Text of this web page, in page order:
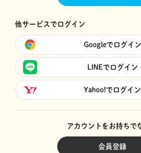
他サービスでログイン
Googleでログイン
LINEでログイン
Yahoo!でログイン
アカウントをお持ちで
会員登録